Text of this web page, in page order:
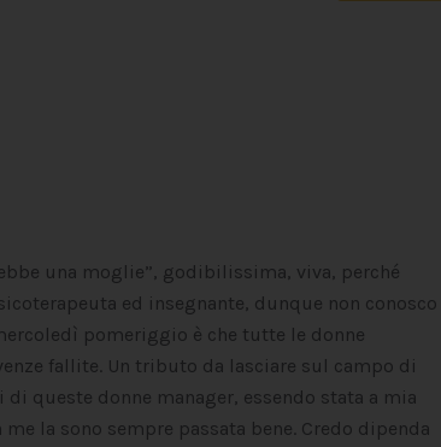
una moglie”, godibilissima, viva, perché
ed insegnante, dunque non conosco
pomeriggio è che tutte le donne
fallite. Un tributo da lasciare sul campo di
queste donne manager, essendo stata a mia
la sono sempre passata bene. Credo dipenda